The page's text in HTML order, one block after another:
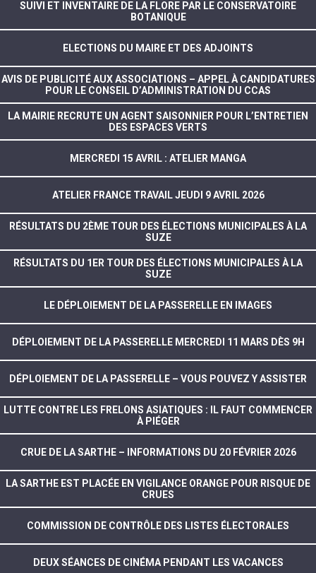
SUIVI ET INVENTAIRE DE LA FLORE PAR LE CONSERVATOIRE
BOTANIQUE
ELECTIONS DU MAIRE ET DES ADJOINTS
AVIS DE PUBLICITÉ AUX ASSOCIATIONS – APPEL À CANDIDATURES
POUR LE CONSEIL D’ADMINISTRATION DU CCAS
LA MAIRIE RECRUTE UN AGENT SAISONNIER POUR L’ENTRETIEN
DES ESPACES VERTS
MERCREDI 15 AVRIL : ATELIER MANGA
ATELIER FRANCE TRAVAIL JEUDI 9 AVRIL 2026
RÉSULTATS DU 2ÈME TOUR DES ÉLECTIONS MUNICIPALES À LA
SUZE
RÉSULTATS DU 1ER TOUR DES ÉLECTIONS MUNICIPALES À LA
SUZE
LE DÉPLOIEMENT DE LA PASSERELLE EN IMAGES
DÉPLOIEMENT DE LA PASSERELLE MERCREDI 11 MARS DÈS 9H
DÉPLOIEMENT DE LA PASSERELLE – VOUS POUVEZ Y ASSISTER
LUTTE CONTRE LES FRELONS ASIATIQUES : IL FAUT COMMENCER
À PIÉGER
CRUE DE LA SARTHE – INFORMATIONS DU 20 FÉVRIER 2026
LA SARTHE EST PLACÉE EN VIGILANCE ORANGE POUR RISQUE DE
CRUES
COMMISSION DE CONTRÔLE DES LISTES ÉLECTORALES
DEUX SÉANCES DE CINÉMA PENDANT LES VACANCES